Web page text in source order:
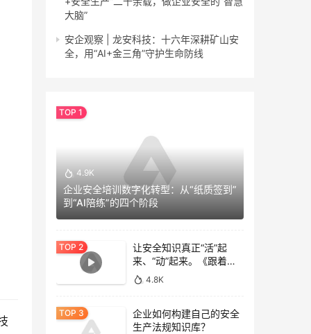
大脑”
安企观察 | 龙安科技：十六年深耕矿山安
全，用“AI+金三角”守护生命防线
4.9K
企业安全培训数字化转型：从“纸质签到”
到“AI陪练”的四个阶段
让安全知识真正“活”起
来、“动”起来。《跟着专
家去逛gai》
4.8K
企业如何构建自己的安全
生产法规知识库？